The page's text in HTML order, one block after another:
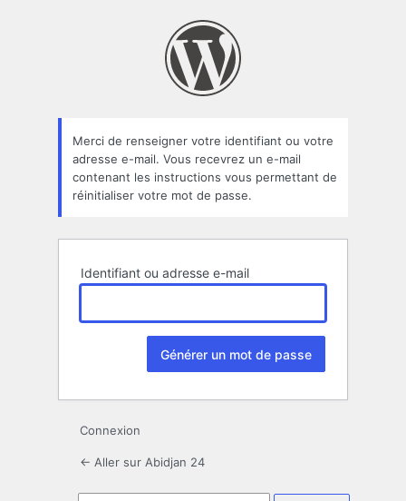
oublié
Merci de renseigner votre identifiant ou votre
adresse e-mail. Vous recevrez un e-mail
contenant les instructions vous permettant de
réinitialiser votre mot de passe.
Identifiant ou adresse e-mail
Connexion
← Aller sur Abidjan 24